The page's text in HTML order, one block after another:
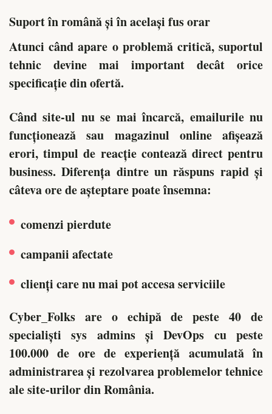
Suport în română și în același fus orar
Atunci când apare o problemă critică, suportul
tehnic devine mai important decât orice
specificație din ofertă.
Când site-ul nu se mai încarcă, emailurile nu
funcționează sau magazinul online afișează
erori, timpul de reacție contează direct pentru
business. Diferența dintre un răspuns rapid și
câteva ore de așteptare poate însemna:
comenzi pierdute
campanii afectate
clienți care nu mai pot accesa serviciile
Cyber_Folks are o echipă de peste 40 de
specialiști sys admins și DevOps cu peste
100.000 de ore de experiență acumulată în
administrarea și rezolvarea problemelor tehnice
ale site-urilor din România.